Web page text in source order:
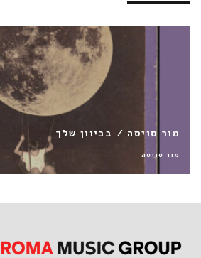
דניאל מלחי / תן לי נשימה